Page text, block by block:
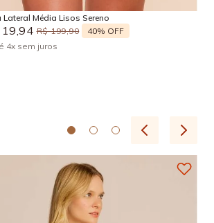
Lateral Média Lisos Sereno
,94 R$ 199,90 40% OFF
4x sem juros